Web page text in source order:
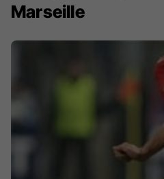
Marseille